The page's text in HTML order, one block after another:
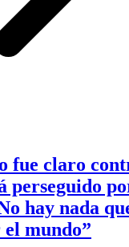
fue claro
perseguido
hay nada
mundo”